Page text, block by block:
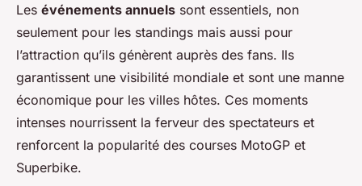
Les événements annuels sont essentiels, non
seulement pour les standings mais aussi pour
l’attraction qu’ils génèrent auprès des fans. Ils
garantissent une visibilité mondiale et sont une manne
économique pour les villes hôtes. Ces moments
intenses nourrissent la ferveur des spectateurs et
renforcent la popularité des courses MotoGP et
Superbike.